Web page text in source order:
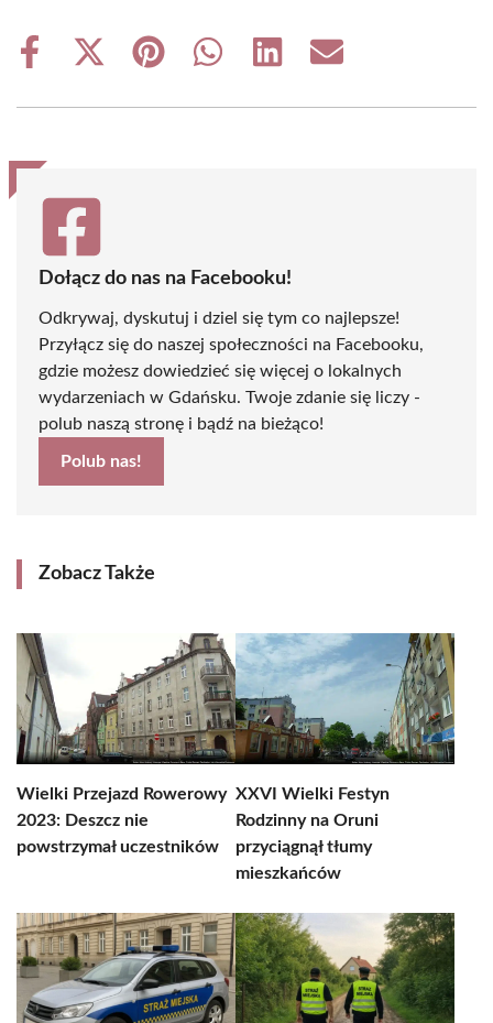
Share
Share
(Twitter)
Share
Share
Share
Share
Dołącz do nas na Facebooku!
Odkrywaj, dyskutuj i dziel się tym co najlepsze!
Przyłącz się do naszej społeczności na Facebooku,
gdzie możesz dowiedzieć się więcej o lokalnych
wydarzeniach w Gdańsku. Twoje zdanie się liczy -
polub naszą stronę i bądź na bieżąco!
Polub nas!
Zobacz Także
Wielki Przejazd Rowerowy
2023: Deszcz nie
powstrzymał uczestników
XXVI Wielki Festyn
Rodzinny na Oruni
przyciągnął tłumy
mieszkańców